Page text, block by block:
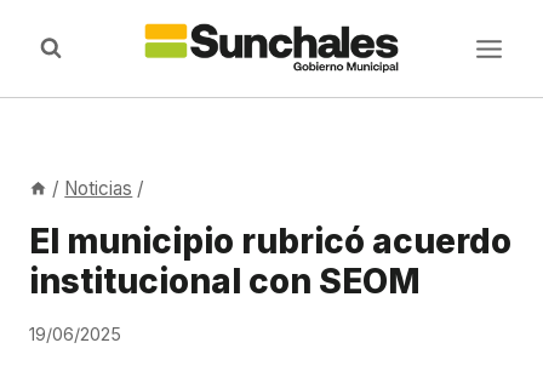
/ Noticias /
El municipio rubricó acuerdo
institucional con SEOM
19/06/2025